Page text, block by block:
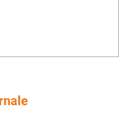
e Eduarda se
desconfia de